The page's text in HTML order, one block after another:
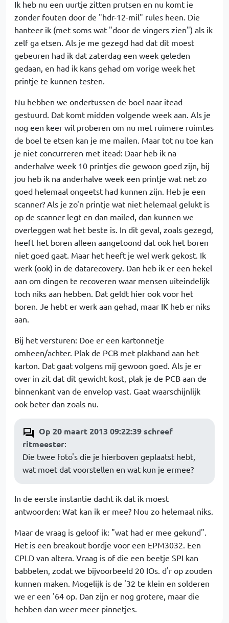
Ik heb nu een uurtje zitten prutsen en nu komt ie
zonder fouten door de "hdr-12-mil" rules heen. Die
hanteer ik (met soms wat "door de vingers zien") als ik
zelf ga etsen. Als je me gezegd had dat dit moest
gebeuren had ik dat zaterdag een week geleden
gedaan, en had ik kans gehad om vorige week het
printje te kunnen testen.
Nu hebben we ondertussen de boel naar itead
gestuurd. Dat komt midden volgende week aan. Als je
nog een keer wil proberen om nu met ruimere ruimtes
de boel te etsen kan je me mailen. Maar tot nu toe kan
je niet concurreren met itead: Daar heb ik na
anderhalve week 10 printjes die gewoon goed zijn, bij
jou heb ik na anderhalve week een printje wat net zo
goed helemaal ongeetst had kunnen zijn. Heb je een
scanner? Als je zo'n printje wat niet helemaal gelukt is
op de scanner legt en dan mailed, dan kunnen we
overleggen wat het beste is. In dit geval, zoals gezegd,
heeft het boren alleen aangetoond dat ook het boren
niet goed gaat. Maar het heeft je wel werk gekost. Ik
werk (ook) in de datarecovery. Dan heb ik er een hekel
aan om dingen te recoveren waar mensen uiteindelijk
toch niks aan hebben. Dat geldt hier ook voor het
boren. Je hebt er werk aan gehad, maar IK heb er niks
aan.
Bij het versturen: Doe er een kartonnetje
omheen/achter. Plak de PCB met plakband aan het
karton. Dat gaat volgens mij gewoon goed. Als je er
over in zit dat dit gewicht kost, plak je de PCB aan de
binnenkant van de envelop vast. Gaat waarschijnlijk
ook beter dan zoals nu.
Op 20 maart 2013 09:22:39 schreef
ritmeester:
Die twee foto's die je hierboven geplaatst hebt,
wat moet dat voorstellen en wat kun je ermee?
In de eerste instantie dacht ik dat ik moest
antwoorden: Wat kan ik er mee? Nou zo helemaal niks.
Maar de vraag is geloof ik: "wat had er mee gekund".
Het is een breakout bordje voor een EPM3032. Een
CPLD van altera. Vraag is of die een beetje SPI kan
babbelen, zodat we bijvoorbeeld 20 IOs. d'r op zouden
kunnen maken. Mogelijk is de '32 te klein en solderen
we er een '64 op. Dan zijn er nog grotere, maar die
hebben dan weer meer pinnetjes.